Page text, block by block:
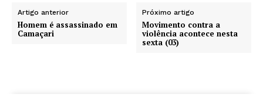
Artigo anterior
Homem é assassinado em
Camaçari
Próximo artigo
Movimento contra a
violência acontece nesta
sexta (03)